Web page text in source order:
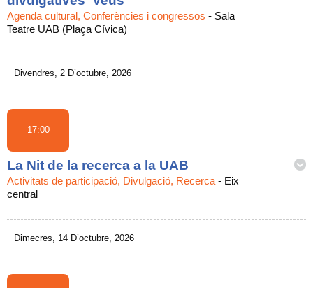
Agenda cultural, Conferències i congressos - Sala
Teatre UAB (Plaça Cívica)
Divendres, 2 D’octubre, 2026
17:00
La Nit de la recerca a la UAB
Activitats de participació, Divulgació, Recerca - Eix
central
Dimecres, 14 D’octubre, 2026